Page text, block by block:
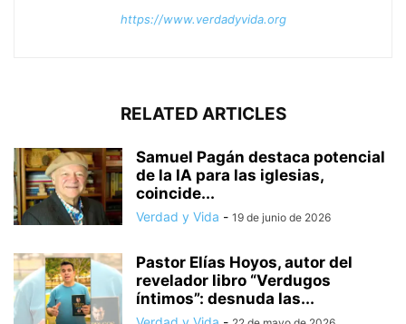
https://www.verdadyvida.org
RELATED ARTICLES
Samuel Pagán destaca potencial
de la IA para las iglesias,
coincide...
Verdad y Vida - 19 de junio de 2026
Pastor Elías Hoyos, autor del
revelador libro “Verdugos
íntimos”: desnuda las...